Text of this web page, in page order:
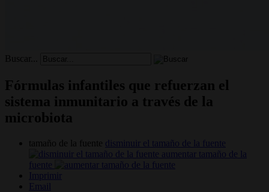
Buscar...
Fórmulas infantiles que refuerzan el
sistema inmunitario a través de la
microbiota
tamaño de la fuente disminuir el tamaño de la fuente
aumentar tamaño de la
fuente
Imprimir
Email